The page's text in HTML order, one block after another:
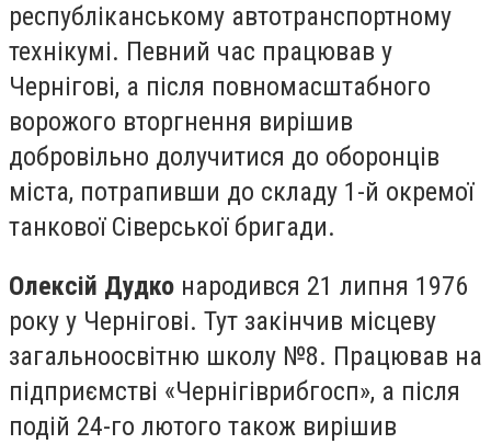
республіканському автотранспортному
технікумі. Певний час працював у
Чернігові, а після повномасштабного
ворожого вторгнення вирішив
добровільно долучитися до оборонців
міста, потрапивши до складу 1-й окремої
танкової Сіверської бригади.
Олексій Дудко народився 21 липня 1976
року у Чернігові. Тут закінчив місцеву
загальноосвітню школу №8. Працював на
підприємстві «Чернігіврибгосп», а після
подій 24-го лютого також вирішив